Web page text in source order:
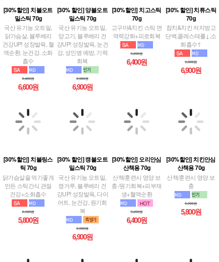
국산 유기농 오트밀,
닭가슴살, 블루베리
건강UP! 성장발육, 혈
액순환, 눈건강, 소화
흡수
9,400원
6,600원
국산 유기농 오트밀,
양고기, 블루베리 건
강UP! 성장발육, 눈건
강, 성인병 예방, 기력
회복
9,900원
6,900원
고구마&치킨 스틱 면
역력강화+피로회복
9,200원
6,400원
참치&치킨 저지방고
단백,콜레스테롤↓,소
화흡수↑
9,800원
6,900원
닭가슴살을 먹기좋게
만든 스틱간식 관절
건강+소화흡수
8,300원
5,800원
국산 유기농 오트밀,
캥거루, 블루베리 건
강UP! 성장발육, 다이
어트, 눈건강, 원기회
복
9,900원
6,900원
산책/훈련시 영양 보
충 /원기회복+피부재
생+혈액순환
9,200원
6,400원
산책/훈련시 영양 보
충
8,300원
5,800원